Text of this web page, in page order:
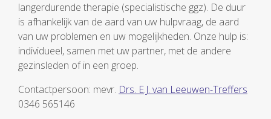
langerdurende therapie (specialistische ggz). De duur
is afhankelijk van de aard van uw hulpvraag, de aard
van uw problemen en uw mogelijkheden. Onze hulp is:
individueel, samen met uw partner, met de andere
gezinsleden of in een groep.
Contactpersoon: mevr. Drs. E.J. van Leeuwen-Treffers
0346 565146